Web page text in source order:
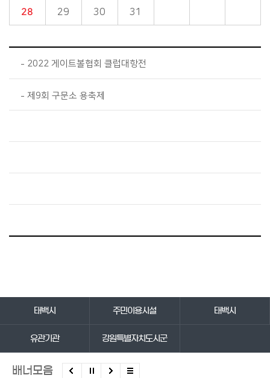
28 29 30 31
2022 게이트볼협회 클럽대항전
제9회 구문소 용축제
태백시 주민이용시설 태백시
유관기관 강원특별자치도시군
배너모음